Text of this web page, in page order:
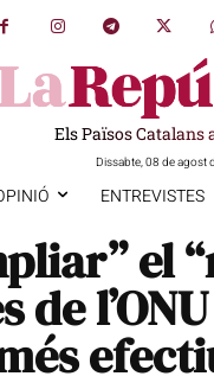
Els Països Catalans
Dissabte, 08 de agost
ENTREVISTES
el